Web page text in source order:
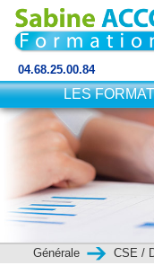
04.68.25.00.84
Générale CSE /